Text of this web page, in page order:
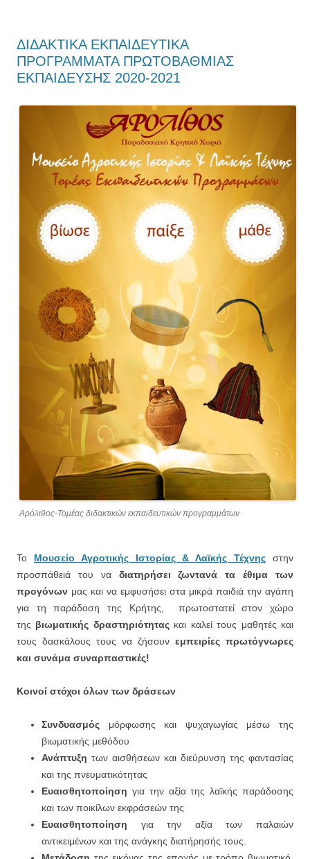
ΔΙΔΑΚΤΙΚΑ ΕΚΠΑΙΔΕΥΤΙΚΑ
ΠΡΟΓΡΑΜΜΑΤΑ ΠΡΩΤΟΒΑΘΜΙΑΣ
ΕΚΠΑΙΔΕΥΣΗΣ 2020-2021
Αρόλιθος-Τομέας διδακτικών εκπαιδευτικών προγραμμάτων
Το Μουσείο Αγροτικής Ιστορίας & Λαϊκής Τέχνης στην
προσπάθειά του να διατηρήσει ζωντανά τα έθιμα των
προγόνων μας και να εμφυσήσει στα μικρά παιδιά την αγάπη
για τη παράδοση της Κρήτης, πρωτοστατεί στον χώρο
της βιωματικής δραστηριότηταςκαι καλεί τους μαθητές και
τους δασκάλους τους να ζήσουν εμπειρίες πρωτόγνωρες
και συνάμα συναρπαστικές!
Κοινοί στόχοι όλων των δράσεων
Συνδυασμός μόρφωσης και ψυχαγωγίας μέσω της
βιωματικής μεθόδου
Ανάπτυξη των αισθήσεων και διεύρυνση της φαντασίας
και της πνευματικότητας
Ευαισθητοποίηση για την αξία της λαϊκής παράδοσης
και των ποικίλων εκφράσεών της
Ευαισθητοποίηση για την αξία των παλαιών
αντικειμένων και της ανάγκης διατήρησής τους.